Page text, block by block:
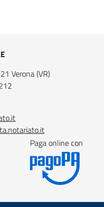
Verona (VR)
Paga online con